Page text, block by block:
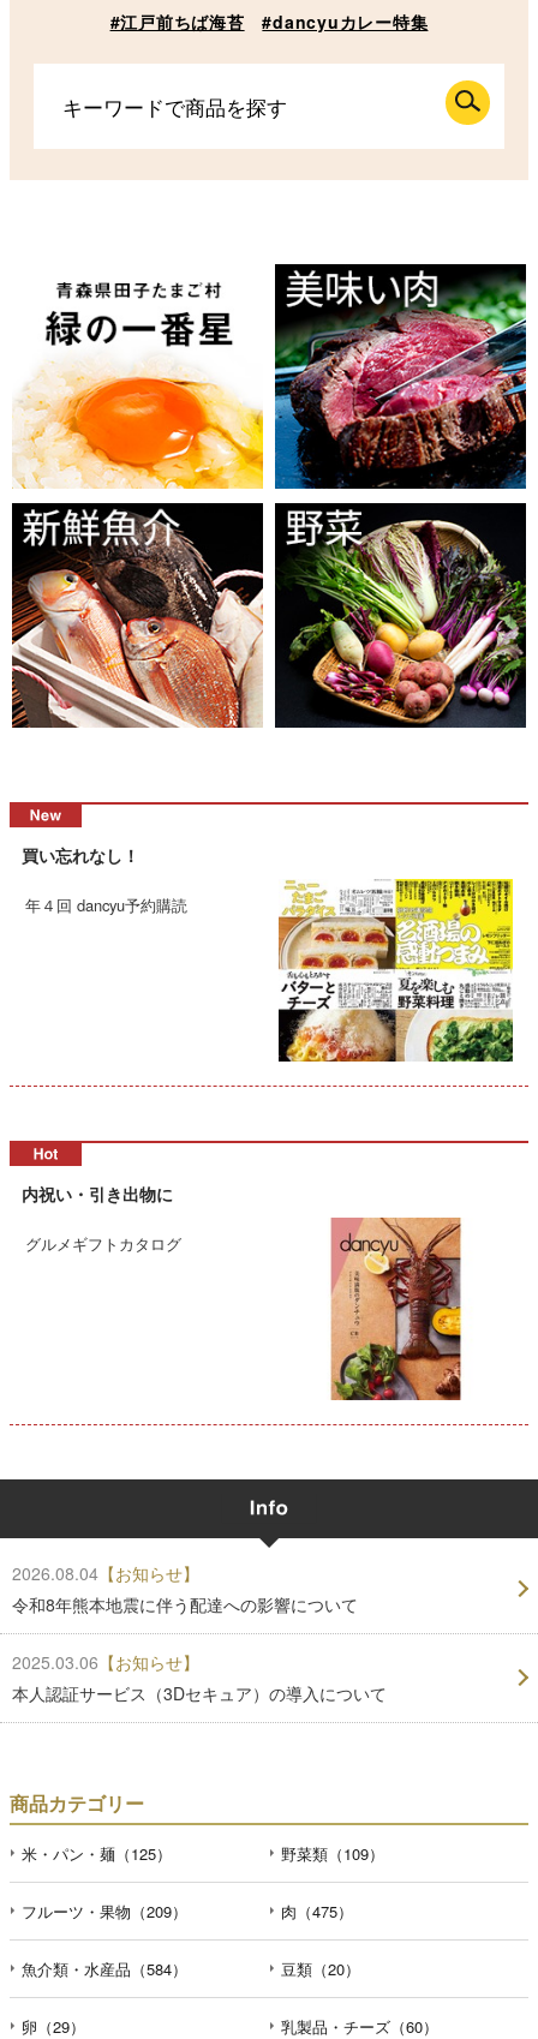
#江戸前ちば海苔 #dancyuカレー特集
買い忘れなし！
年４回 dancyu予約購読
内祝い・引き出物に
グルメギフトカタログ
2026.08.04 【お知らせ】
令和8年熊本地震に伴う配達への影響について
2025.03.06 【お知らせ】
本人認証サービス（3Dセキュア）の導入について
商品カテゴリー
米・パン・麺（125） 野菜類（109）
フルーツ・果物（209） 肉（475）
魚介類・水産品（584） 豆類（20）
卵（29） 乳製品・チーズ（60）